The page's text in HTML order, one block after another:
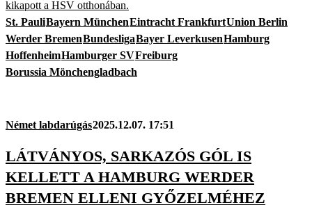
kikapott a HSV otthonában.
St. PauliBayern MünchenEintracht FrankfurtUnion Berlin
Werder BremenBundesligaBayer LeverkusenHamburg
HoffenheimHamburger SVFreiburg
Borussia Mönchengladbach
Német labdarúgás2025.12.07. 17:51
LÁTVÁNYOS, SARKAZÓS GÓL IS
KELLETT A HAMBURG WERDER
BREMEN ELLENI GYŐZELMÉHEZ